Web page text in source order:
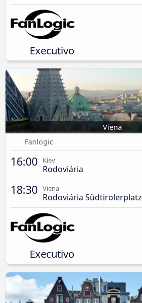
Executivo
Viena
Fanlogic
16:00 Kiev
Rodoviária
18:30 Viena
Rodoviária Südtirolerplatz
Executivo